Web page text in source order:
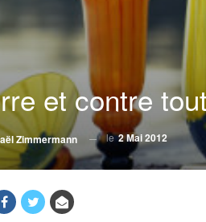
et contre
Zimmermann le2 Mai 2012